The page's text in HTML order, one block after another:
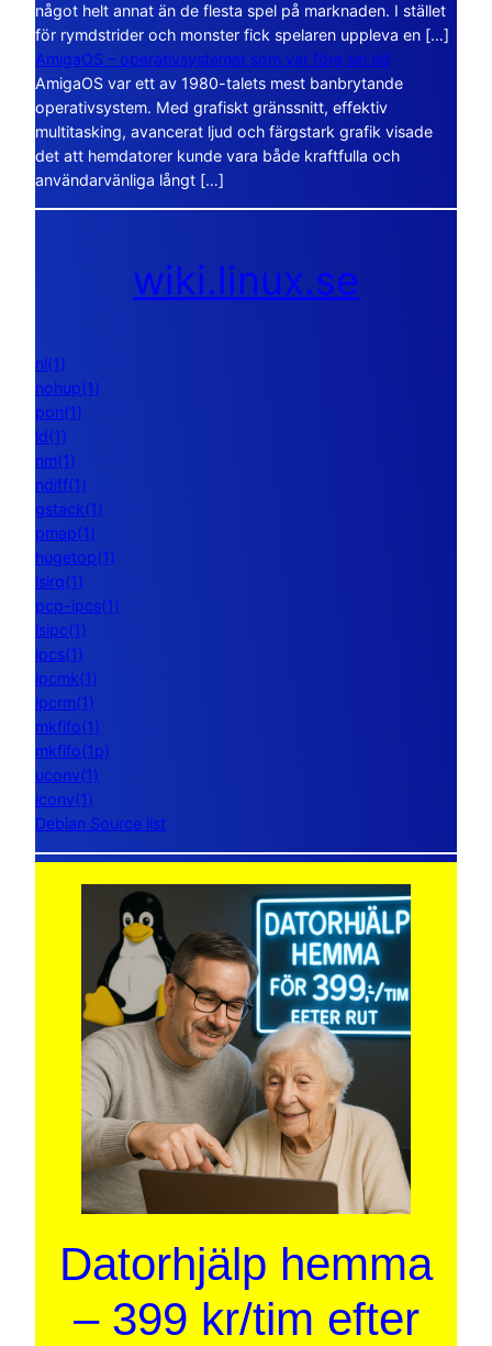
något helt annat än de flesta spel på marknaden. I stället
för rymdstrider och monster fick spelaren uppleva en […]
AmigaOS – operativsystemet som var före sin tid
AmigaOS var ett av 1980-talets mest banbrytande
operativsystem. Med grafiskt gränssnitt, effektiv
multitasking, avancerat ljud och färgstark grafik visade
det att hemdatorer kunde vara både kraftfulla och
användarvänliga långt […]
wiki.linux.se
nl(1)
nohup(1)
pon(1)
ld(1)
nm(1)
ndiff(1)
gstack(1)
pmap(1)
hugetop(1)
lsirq(1)
pcp-ipcs(1)
lsipc(1)
ipcs(1)
ipcmk(1)
ipcrm(1)
mkfifo(1)
mkfifo(1p)
uconv(1)
iconv(1)
Debian Source list
Datorhjälp hemma
– 399 kr/tim efter